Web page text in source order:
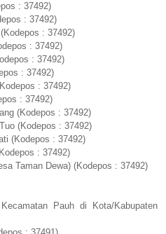
: 37492)
: 37492)
: 37492)
: 37492)
: 37492)
: 37492)
: 37492)
: 37492)
(Kodepos : 37492)
(Kodepos : 37492)
(Kodepos : 37492)
: 37492)
Taman Dewa) (Kodepos : 37492)
Pauh di Kota/Kabupaten